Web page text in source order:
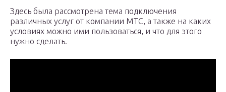
Здесь была рассмотрена тема подключения
различных услуг от компании МТС, а также на каких
условиях можно ими пользоваться, и что для этого
нужно сделать.